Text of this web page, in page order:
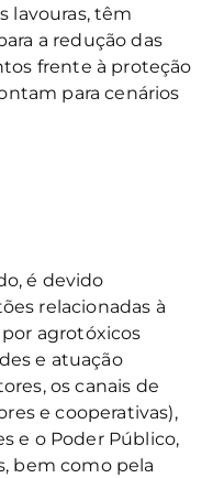
lavouras, têm
a redução das
frente à proteção
para cenários
é devido
relacionadas à
agrotóxicos
e atuação
os canais de
e cooperativas),
e o Poder Público,
bem como pela